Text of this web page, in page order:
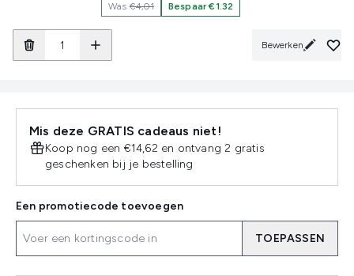
Was€4,01 Bespaar €1.32
Bewerken
Mis deze GRATIS cadeaus niet!
Koop nog een €14,62 en ontvang 2 gratis
geschenken bij je bestelling
Een promotiecode toevoegen
TOEPASSEN